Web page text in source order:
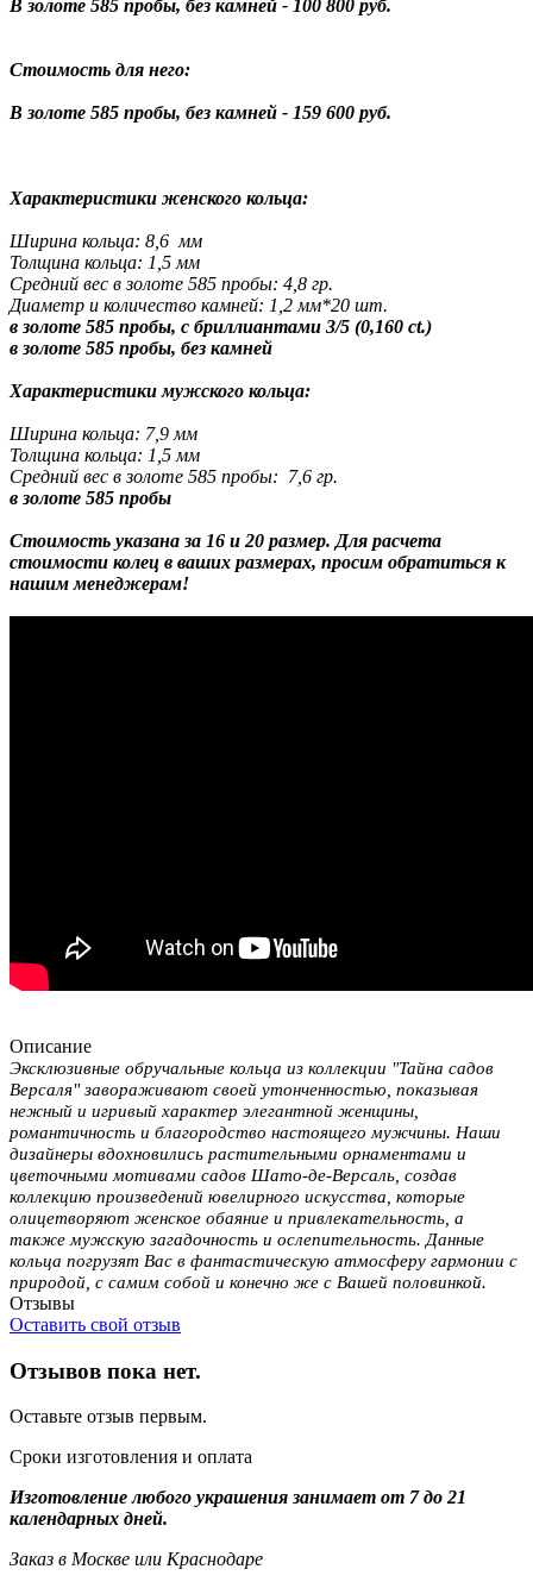
В золоте 585 пробы, без камней - 100 800 руб.
Стоимость для него:
В золоте 585 пробы, без камней - 159 600 руб.
Характеристики женского кольца:
Ширина кольца: 8,6 мм
Толщина кольца: 1,5 мм
Средний вес в золоте 585 пробы: 4,8 гр.
Диаметр и количество камней: 1,2 мм*20 шт.
в золоте 585 пробы, с бриллиантами 3/5 (0,160 ct.)
в золоте 585 пробы, без камней
Характеристики мужского кольца:
Ширина кольца: 7,9 мм
Толщина кольца: 1,5 мм
Средний вес в золоте 585 пробы: 7,6 гр.
в золоте 585 пробы
Стоимость указана за 16 и 20 размер. Для расчета
стоимости колец в ваших размерах, просим обратиться к
нашим менеджерам!
Описание
Эксклюзивные обручальные кольца из коллекции "Тайна садов
Версаля" завораживают своей утонченностью, показывая
нежный и игривый характер элегантной женщины,
романтичность и благородство настоящего мужчины. Наши
дизайнеры вдохновились растительными орнаментами и
цветочными мотивами садов Шато-де-Версаль, создав
коллекцию произведений ювелирного искусства, которые
олицетворяют женское обаяние и привлекательность, а
также мужскую загадочность и ослепительность. Данные
кольца погрузят Вас в фантастическую атмосферу гармонии с
природой, с самим собой и конечно же с Вашей половинкой.
Отзывы
Оставить свой отзыв
Отзывов пока нет.
Оставьте отзыв первым.
Сроки изготовления и оплата
Изготовление любого украшения занимает от 7 до 21
календарных дней.
Заказ в Москве или Краснодаре